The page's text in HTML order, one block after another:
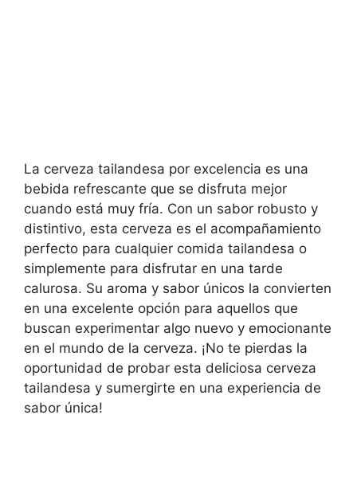
La cerveza tailandesa por excelencia es una
bebida refrescante que se disfruta mejor
cuando está muy fría. Con un sabor robusto y
distintivo, esta cerveza es el acompañamiento
perfecto para cualquier comida tailandesa o
simplemente para disfrutar en una tarde
calurosa. Su aroma y sabor únicos la convierten
en una excelente opción para aquellos que
buscan experimentar algo nuevo y emocionante
en el mundo de la cerveza. ¡No te pierdas la
oportunidad de probar esta deliciosa cerveza
tailandesa y sumergirte en una experiencia de
sabor única!